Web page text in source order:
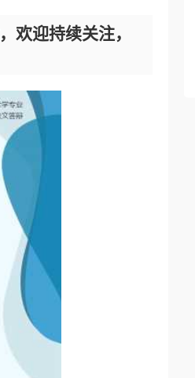
，欢迎持续关注，